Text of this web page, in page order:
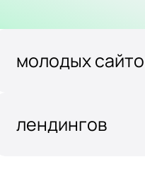
молодых
лендингов